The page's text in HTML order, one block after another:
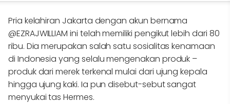
Pria kelahiran Jakarta dengan akun bernama
@EZRAJWILLIAM ini telah memiliki pengikut lebih dari 80
ribu. Dia merupakan salah satu sosialitas kenamaan
di Indonesia yang selalu mengenakan produk –
produk dari merek terkenal mulai dari ujung kepala
hingga ujung kaki. Ia pun disebut-sebut sangat
menyukai tas Hermes.